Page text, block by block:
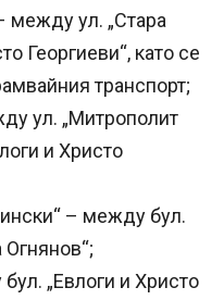
между ул. „Стара
Георгиеви“, като се
транспорт;
ул. „Митрополит
и Христо
– между бул.
Огнянов“;
„Евлоги и Христо